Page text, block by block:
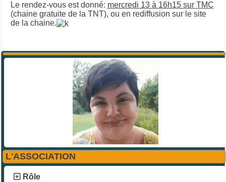
L'ASSOCIATION
Rôle
Le rendez-vous est donné: mercredi 13 à 16h15 sur TMC
(chaine gratuite de la TNT), ou en rediffusion sur le site
de la chaine.